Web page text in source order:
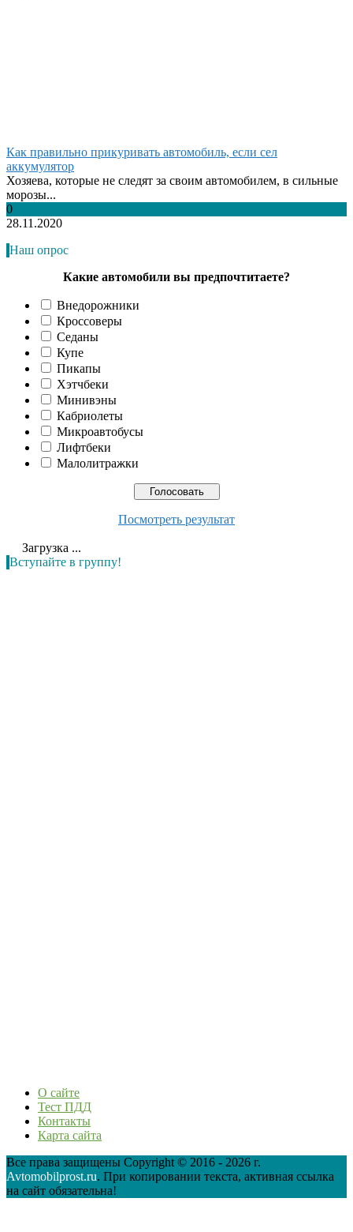
Как правильно прикуривать автомобиль, если сел
аккумулятор
Хозяева, которые не следят за своим автомобилем, в сильные
морозы...
0
28.11.2020
Наш опрос
Какие автомобили вы предпочтитаете?
Внедорожники
Кроссоверы
Седаны
Купе
Пикапы
Хэтчбеки
Минивэны
Кабриолеты
Микроавтобусы
Лифтбеки
Малолитражки
Посмотреть результат
Загрузка ...
Вступайте в группу!
О сайте
Тест ПДД
Контакты
Карта сайта
Все права защищены Copyright © 2016 - 2026 г.
Avtomobilprost.ru. При копировании текста, активная ссылка
на сайт обязательна!